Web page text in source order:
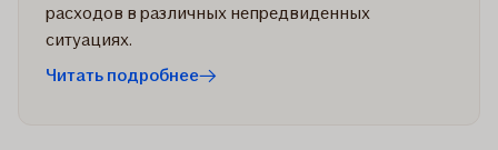
расходов в различных непредвиденных
ситуациях.
Читать подробнее